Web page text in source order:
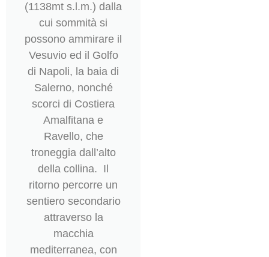
(1138mt s.l.m.) dalla
cui sommità si
possono ammirare il
Vesuvio ed il Golfo
di Napoli, la baia di
Salerno, nonché
scorci di Costiera
Amalfitana e
Ravello, che
troneggia dall’alto
della collina. Il
ritorno percorre un
sentiero secondario
attraverso la
macchia
mediterranea, con